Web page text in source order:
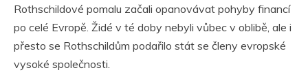
Rothschildové pomalu začali opanovávat pohyby financí
po celé Evropě. Židé v té doby nebyli vůbec v oblibě, ale i
přesto se Rothschildům podařilo stát se členy evropské
vysoké společnosti.